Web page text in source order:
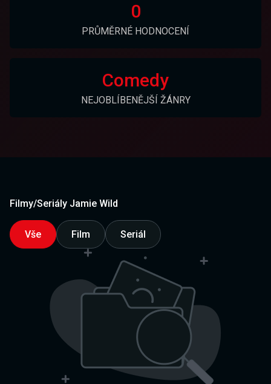
0
PRŮMĚRNÉ HODNOCENÍ
Comedy
NEJOBLÍBENĚJŠÍ ŽÁNRY
Filmy/Seriály Jamie Wild
Vše Film Seriál